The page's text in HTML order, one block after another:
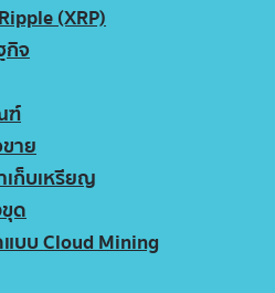
(XRP)
กิจ
ฑ์
าย
เก็บเหรียญ
ด
บบ Cloud Mining